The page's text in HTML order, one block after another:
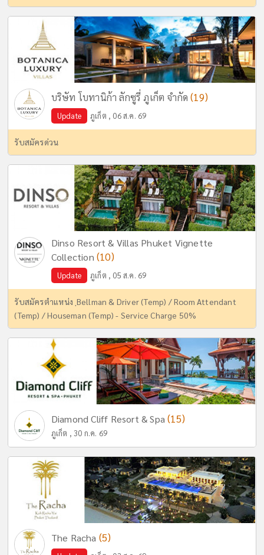
บริษัท โบทานิก้า ลักซูรี่ ภูเก็ต จำกัด(19)
Update ภูเก็ต , 06 ส.ค. 69
รับสมัครด่วน
Dinso Resort & Villas Phuket Vignette
Collection (10)
Update ภูเก็ต , 05 ส.ค. 69
รับสมัครตำแหน่ง ฺBellman & Driver (Temp) / Room Attendant
(Temp) / Houseman (Temp) - Service Charge 50%
Diamond Cliff Resort & Spa(15)
ภูเก็ต , 30 ก.ค. 69
The Racha (5)